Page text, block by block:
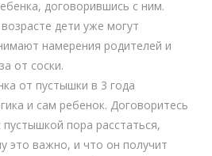
договорившись с ним.
дети уже могут
намерения родителей и
от соски.
от пустышки в 3 года
и сам ребенок. Договоритесь
пора расстаться,
это важно, и что он получит